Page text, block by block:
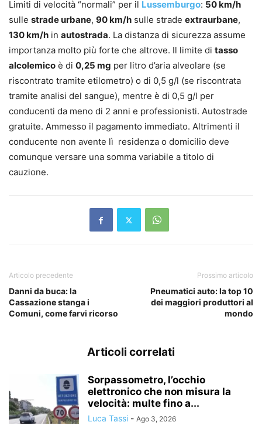
Limiti di velocità “normali” per il Lussemburgo: 50 km/h
sulle strade urbane, 90 km/h sulle strade extraurbane,
130 km/h in autostrada. La distanza di sicurezza assume
importanza molto più forte che altrove. Il limite di tasso
alcolemico è di 0,25 mg per litro d’aria alveolare (se
riscontrato tramite etilometro) o di 0,5 g/l (se riscontrata
tramite analisi del sangue), mentre è di 0,5 g/l per
conducenti da meno di 2 anni e professionisti. Autostrade
gratuite. Ammesso il pagamento immediato. Altrimenti il
conducente non avente lì residenza o domicilio deve
comunque versare una somma variabile a titolo di
cauzione.
Articolo precedente
Danni da buca: la
Cassazione stanga i
Comuni, come farvi ricorso
Prossimo articolo
Pneumatici auto: la top 10
dei maggiori produttori al
mondo
Articoli correlati
Sorpassometro, l’occhio
elettronico che non misura la
velocità: multe fino a...
Luca Tassi - Ago 3, 2026